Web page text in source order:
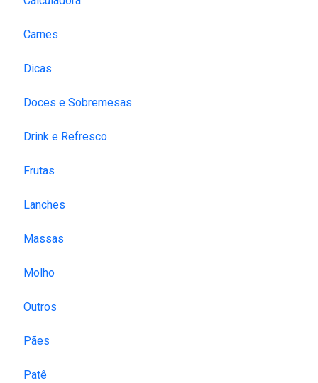
Carnes
Dicas
Doces e Sobremesas
Drink e Refresco
Frutas
Lanches
Massas
Molho
Outros
Pães
Patê